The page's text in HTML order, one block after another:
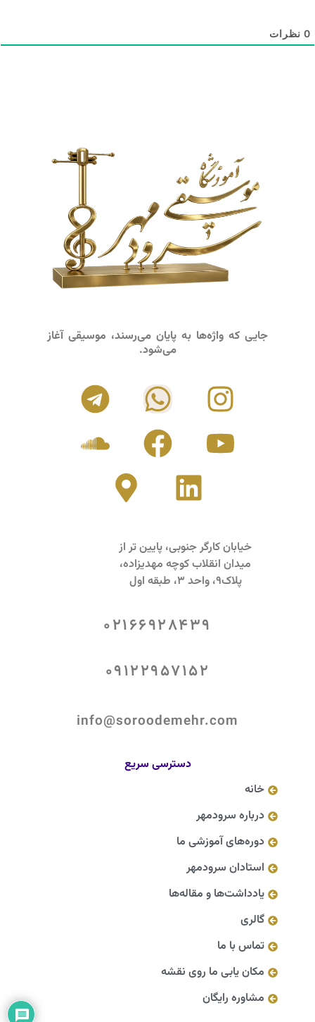
0 نظرات
جایی که واژه‌ها به پایان می‌رسند، موسیقی آغاز
می‌شود.
خیابان کارگر جنوبی، پایین تر از
میدان انقلاب کوچه مهدیزاده،
پلاک9، واحد 3، طبقه اول
02166928439
09122957152
info@soroodemehr.com
دسترسی سریع
خانه
درباره سرودمهر
دوره‌های آموزشی ما
استادان سرودمهر
یادداشت‌ها و مقاله‌ها
گالری
تماس با ما
مکان یابی ما روی نقشه
مشاوره رایگان